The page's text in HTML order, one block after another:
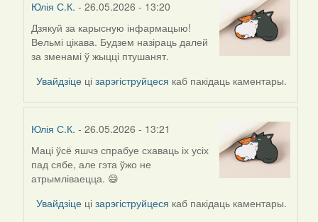
Юлія С.К. - 26.05.2026 - 13:20
In
reply
to
by
Harrier
Дзякуй за карысную інфармацыю!
Вельмі цікава. Будзем назіраць далей
за зменамі ў жыцці птушанят.
Увайдзіце цізарэгіструйцеся каб пакідаць каментары.
Юлія С.К. - 26.05.2026 - 13:21
In
reply
to
by
Harrier
Маці ўсё яшчэ спрабуе схаваць іх усіх
пад сябе, але гэта ўжо не
атрымліваецца. 😄
Увайдзіце цізарэгіструйцеся каб пакідаць каментары.